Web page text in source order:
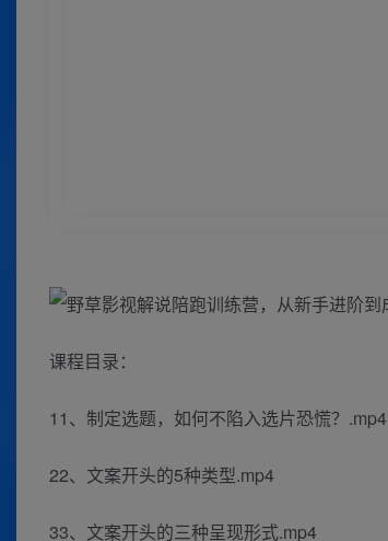
课程目录：
11、制定选题，如何不陷入选片恐慌？.mp4
22、文案开头的5种类型.mp4
33、文案开头的三种呈现形式.mp4